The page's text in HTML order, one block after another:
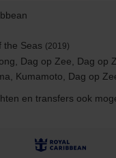
the Seas (2019)
Dag op Zee, Dag op
Kumamoto, Dag op
en transfers ook